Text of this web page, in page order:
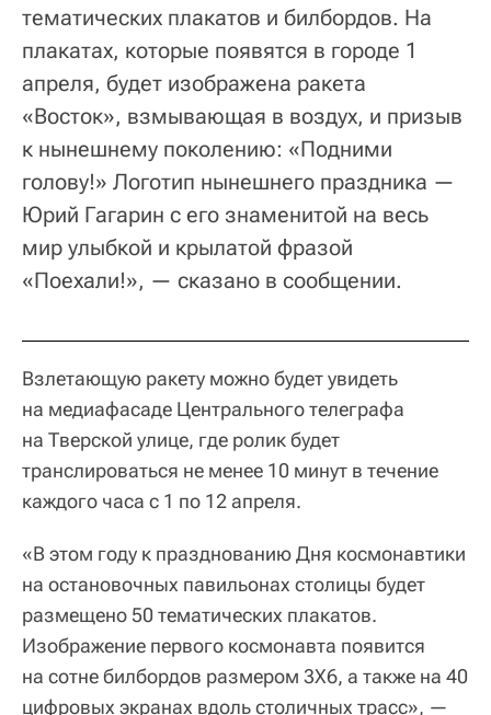
тематических плакатов и билбордов. На
плакатах, которые появятся в городе 1
апреля, будет изображена ракета
«Восток», взмывающая в воздух, и призыв
к нынешнему поколению: «Подними
голову!» Логотип нынешнего праздника —
Юрий Гагарин с его знаменитой на весь
мир улыбкой и крылатой фразой
«Поехали!», — сказано в сообщении.
Взлетающую ракету можно будет увидеть
на медиафасаде Центрального телеграфа
на Тверской улице, где ролик будет
транслироваться не менее 10 минут в течение
каждого часа с 1 по 12 апреля.
«В этом году к празднованию Дня космонавтики
на остановочных павильонах столицы будет
размещено 50 тематических плакатов.
Изображение первого космонавта появится
на сотне билбордов размером 3Х6, а также на 40
цифровых экранах вдоль столичных трасс», —